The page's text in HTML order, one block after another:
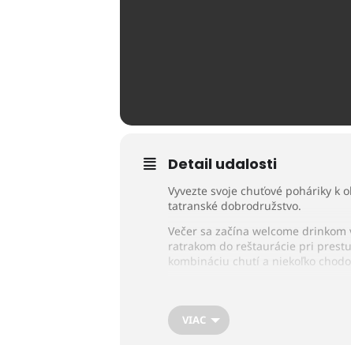
Detail udalosti
Vyvezte svoje chuťové poháriky k
tatranské dobrodružstvo.
Večer sa začína welcome
ratrakom do reštaurácie pri
kombináciu chutí a niekoľko
VIAC